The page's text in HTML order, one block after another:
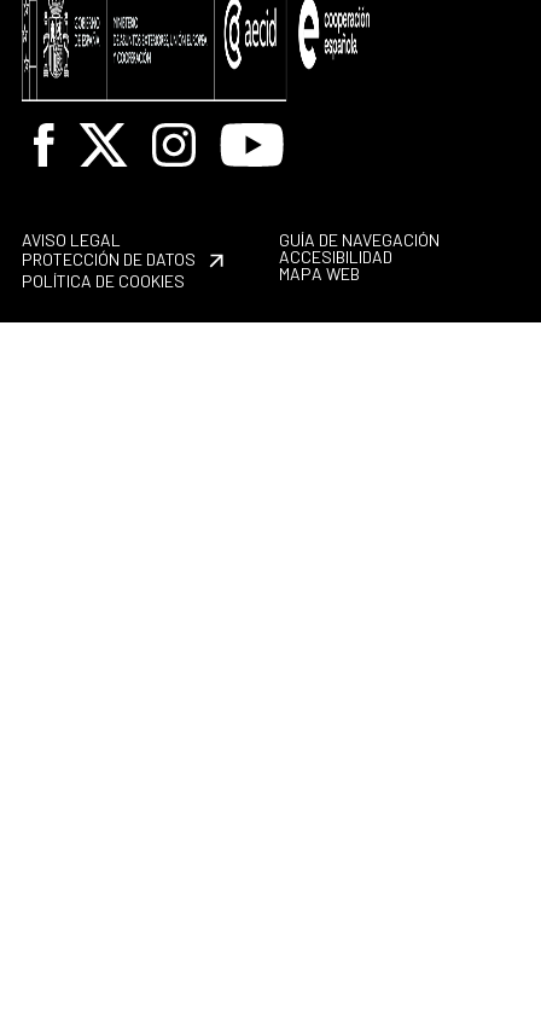
Facebook
X InstagramYoutube
AVISO LEGAL
PROTECCIÓN DE DATOS
POLÍTICA DE COOKIES
GUÍA DE NAVEGACIÓN
ACCESIBILIDAD
MAPA WEB